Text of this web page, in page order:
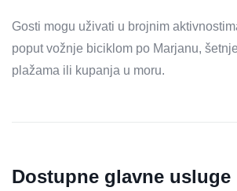
Gosti mogu uživati ​​u brojnim
poput vožnje biciklom po Marjanu,
plažama ili kupanja u moru.
Dostupne glavne usluge